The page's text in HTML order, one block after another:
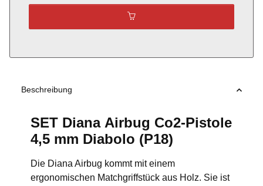
Beschreibung
SET Diana Airbug Co2-Pistole
4,5 mm Diabolo (P18)
Die Diana Airbug kommt mit einem
ergonomischen Matchgriffstück aus Holz. Sie ist